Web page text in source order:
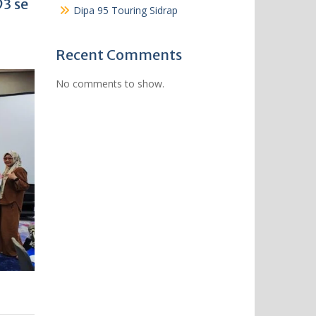
se Dipa 95 Touring Sidrap
Recent Comments
No comments to show.